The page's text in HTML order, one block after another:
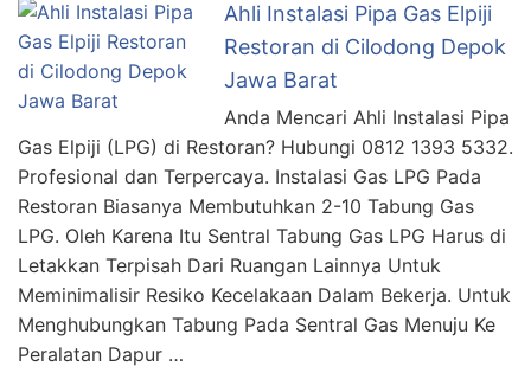
Ahli Instalasi Pipa Gas Elpiji
Restoran di Cilodong Depok
Jawa Barat
Anda Mencari Ahli Instalasi Pipa
Gas Elpiji (LPG) di Restoran? Hubungi 0812 1393 5332.
Profesional dan Terpercaya. Instalasi Gas LPG Pada
Restoran Biasanya Membutuhkan 2-10 Tabung Gas
LPG. Oleh Karena Itu Sentral Tabung Gas LPG Harus di
Letakkan Terpisah Dari Ruangan Lainnya Untuk
Meminimalisir Resiko Kecelakaan Dalam Bekerja. Untuk
Menghubungkan Tabung Pada Sentral Gas Menuju Ke
Peralatan Dapur …